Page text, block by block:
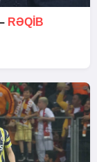
RƏQIB